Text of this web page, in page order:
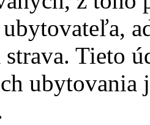
strava. Tieto
ubytovania